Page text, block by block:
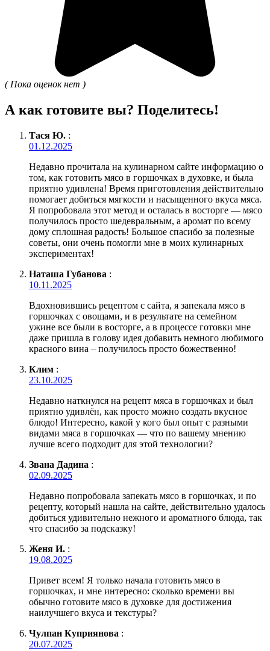
( Пока оценок нет )
А как готовите вы? Поделитесь!
Тася Ю. :
01.12.2025
Недавно прочитала на кулинарном сайте информацию о
том, как готовить мясо в горшочках в духовке, и была
приятно удивлена! Время приготовления действительно
помогает добиться мягкости и насыщенного вкуса мяса.
Я попробовала этот метод и осталась в восторге — мясо
получилось просто шедевральным, а аромат по всему
дому сплошная радость! Большое спасибо за полезные
советы, они очень помогли мне в моих кулинарных
экспериментах!
Наташа Губанова :
10.11.2025
Вдохновившись рецептом с сайта, я запекала мясо в
горшочках с овощами, и в результате на семейном
ужине все были в восторге, а в процессе готовки мне
даже пришла в голову идея добавить немного любимого
красного вина – получилось просто божественно!
Клим :
23.10.2025
Недавно наткнулся на рецепт мяса в горшочках и был
приятно удивлён, как просто можно создать вкусное
блюдо! Интересно, какой у кого был опыт с разными
видами мяса в горшочках — что по вашему мнению
лучше всего подходит для этой технологии?
Звана Дадина :
02.09.2025
Недавно попробовала запекать мясо в горшочках, и по
рецепту, который нашла на сайте, действительно удалось
добиться удивительно нежного и ароматного блюда, так
что спасибо за подсказку!
Женя И. :
19.08.2025
Привет всем! Я только начала готовить мясо в
горшочках, и мне интересно: сколько времени вы
обычно готовите мясо в духовке для достижения
наилучшего вкуса и текстуры?
Чулпан Куприянова :
20.07.2025